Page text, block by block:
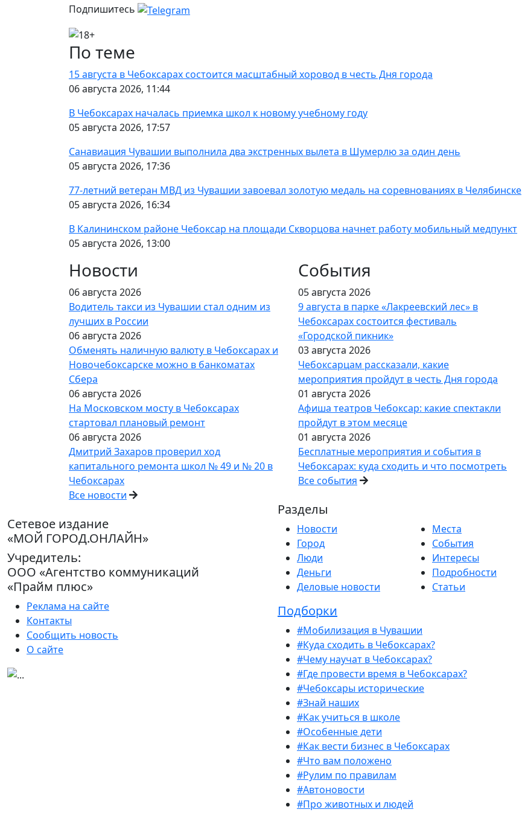
Подпишитесь
По теме
15 августа в Чебоксарах состоится масштабный хоровод в честь Дня города
06 августа 2026, 11:44
В Чебоксарах началась приемка школ к новому учебному году
05 августа 2026, 17:57
Санавиация Чувашии выполнила два экстренных вылета в Шумерлю за один день
05 августа 2026, 17:36
77-летний ветеран МВД из Чувашии завоевал золотую медаль на соревнованиях в Челябинске
05 августа 2026, 16:34
В Калининском районе Чебоксар на площади Скворцова начнет работу мобильный медпункт
05 августа 2026, 13:00
Новости
06 августа 2026
Водитель такси из Чувашии стал одним из
лучших в России
06 августа 2026
Обменять наличную валюту в Чебоксарах и
Новочебоксарске можно в банкоматах
Сбера
06 августа 2026
На Московском мосту в Чебоксарах
стартовал плановый ремонт
06 августа 2026
Дмитрий Захаров проверил ход
капитального ремонта школ № 49 и № 20 в
Чебоксарах
Все новости
События
05 августа 2026
9 августа в парке «Лакреевский лес» в
Чебоксарах состоится фестиваль
«Городской пикник»
03 августа 2026
Чебоксарцам рассказали, какие
мероприятия пройдут в честь Дня города
01 августа 2026
Афиша театров Чебоксар: какие спектакли
пройдут в этом месяце
01 августа 2026
Бесплатные мероприятия и события в
Чебоксарах: куда сходить и что посмотреть
Все события
Сетевое издание
«МОЙ ГОРОД.ОНЛАЙН»
Учредитель:
ООО «Агентство коммуникаций
«Прайм плюс»
Реклама на сайте
Контакты
Сообщить новость
О сайте
Разделы
Новости
Город
Люди
Деньги
Деловые новости
Места
События
Интересы
Подробности
Статьи
Подборки
#Мобилизация в Чувашии
#Куда сходить в Чебоксарах?
#Чему научат в Чебоксарах?
#Где провести время в Чебоксарах?
#Чебоксары исторические
#Знай наших
#Как учиться в школе
#Особенные дети
#Как вести бизнес в Чебоксарах
#Что вам положено
#Рулим по правилам
#Автоновости
#Про животных и людей